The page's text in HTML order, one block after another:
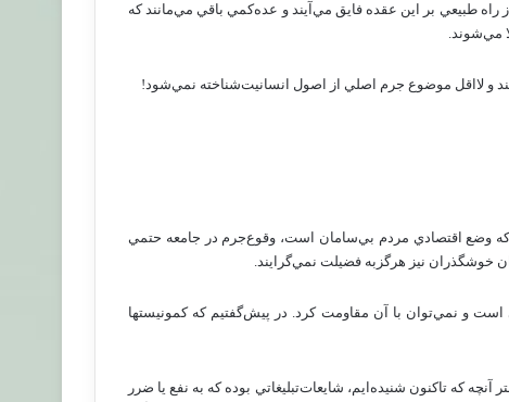
راه‌ طبيعي‌ بر اين‌ عقده‌ فايق‌ مي‌آيند و عده‌كمي‌ باقي‌ مي‌مانند كه‌
مي‌شوند.
و لااقل‌ موضوع‌ جرم‌ اصلي‌ از اصول‌ انسانيت‌شناخته‌ نمي‌شود!
كه‌ وضع‌ اقتصادي‌ مردم‌ بي‌سامان‌ است‌، وقوع‌جرم‌ در جامعه‌ حتمي‌
خوشگذران‌ نيز هرگزبه‌ فضيلت‌ نمي‌گرايند.
و نمي‌توان‌ با آن‌ مقاومت‌ كرد. در پيش‌گفتيم‌ كه‌ كمونيستها
كه‌ تاكنون‌ شنيده‌ايم‌، شايعات‌تبليغاتي‌ بوده‌ كه‌ به‌ نفع‌ يا ضرر